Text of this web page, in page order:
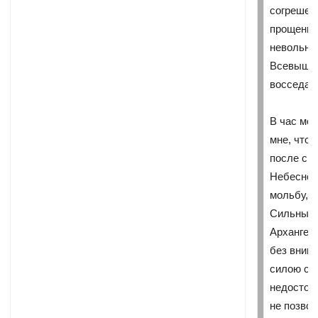
В час
мне,
после
мольбу,
Сильный
без
силою
не